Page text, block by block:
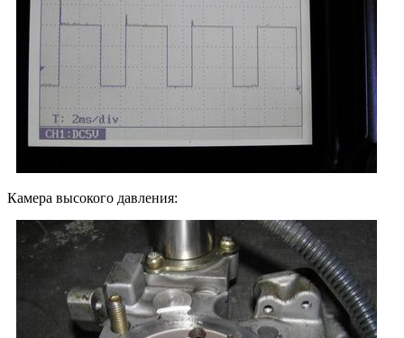
Камера высокого давления: